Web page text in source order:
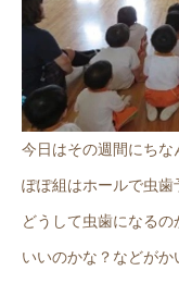
今日はその週間にち
ぽぽ組はホールで虫歯
どうして虫歯になる
いいのかな？などが